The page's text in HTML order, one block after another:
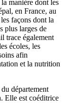
manière dont les
en France, au
façons dont la
plus larges de
trace également
écoles, les
afin
et la nutrition
département
Elle est coéditrice